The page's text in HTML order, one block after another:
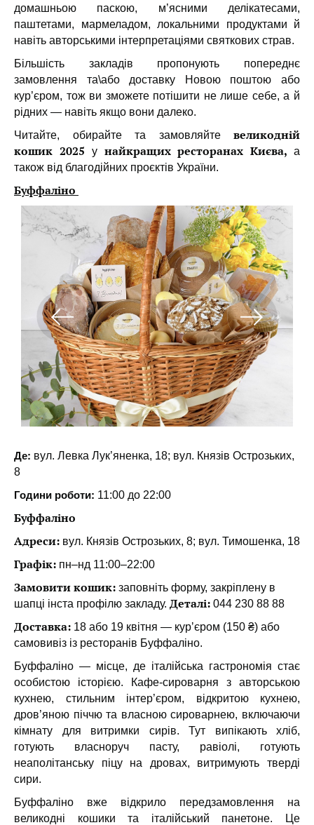
домашньою паскою, м’ясними делікатесами,
паштетами, мармеладом, локальними продуктами й
навіть авторськими інтерпретаціями святкових страв.
Більшість закладів пропонують попереднє
замовлення та\або доставку Новою поштою або
кур’єром, тож ви зможете потішити не лише себе, а й
рідних — навіть якщо вони далеко.
Читайте, обирайте та замовляйтевеликодній
кошик 2025 у найкращих ресторанах Києва,а
також від благодійних проєктів України.
Буффаліно
Де: вул. Левка Лук’яненка, 18; вул. Князів Острозьких,
8
Години роботи: 11:00 до 22:00
Буффаліно
Адреси: вул. Князів Острозьких, 8; вул. Тимошенка, 18
Графік: пн–нд 11:00–22:00
Замовити кошик: заповніть форму, закріплену в
шапці інста профілю закладу. Деталі: 044 230 88 88
Доставка: 18 або 19 квітня — курʼєром (150 ₴) або
самовивіз із ресторанів Буффаліно.
Буффаліно — місце, де італійська гастрономія стає
особистою історією. Кафе-сироварня з авторською
кухнею, стильним інтер’єром, відкритою кухнею,
дров’яною піччю та власною сироварнею, включаючи
кімнату для витримки сирів. Тут випікають хліб,
готують власноруч пасту, равіолі, готують
неаполітанську піцу на дровах, витримують тверді
сири.
Буффаліно вже відкрило передзамовлення на
великодні кошики та італійський панетоне. Це